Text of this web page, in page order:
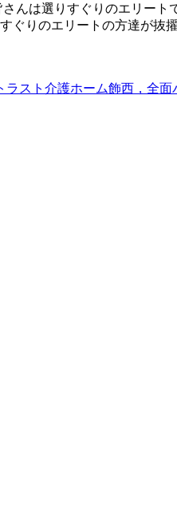
んは選りすぐりのエリー
ぐりのエリートの方達
スト介護ホーム飾西，全